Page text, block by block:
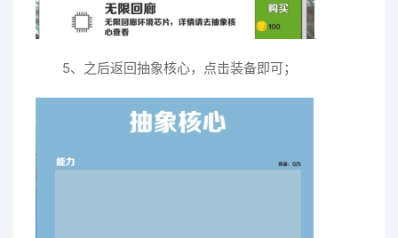
5、之后返回抽象核心，点击装备即可；